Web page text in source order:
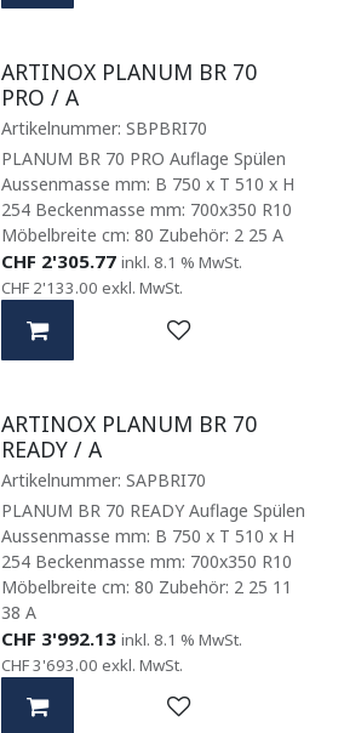
ARTINOX PLANUM BR 70
PRO / A
Artikelnummer:SBPBRI70
PLANUM BR 70 PRO Auflage Spülen
Aussenmasse mm: B 750 x T 510 x H
254 Beckenmasse mm: 700x350 R10
Möbelbreite cm: 80 Zubehör: 2 25 A
CHF 2'305.77 inkl. 8.1 % MwSt.
CHF 2'133.00 exkl. MwSt.
ARTINOX PLANUM BR 70
READY / A
Artikelnummer:SAPBRI70
PLANUM BR 70 READY Auflage Spülen
Aussenmasse mm: B 750 x T 510 x H
254 Beckenmasse mm: 700x350 R10
Möbelbreite cm: 80 Zubehör: 2 25 11
38 A
CHF 3'992.13 inkl. 8.1 % MwSt.
CHF3'693.00 exkl. MwSt.